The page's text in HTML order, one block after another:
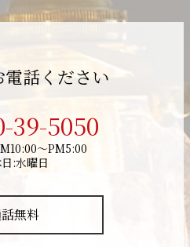
話ください
39-5050
～PM5:00
:水曜日
無料